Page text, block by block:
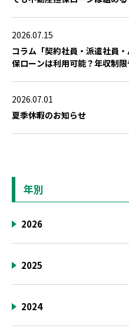
2026.07.15
コラム「契約社員・派遣社員
保ローンは利用可能？年収制
2026.07.01
夏季休暇のお知らせ
年別
2026
2025
2024